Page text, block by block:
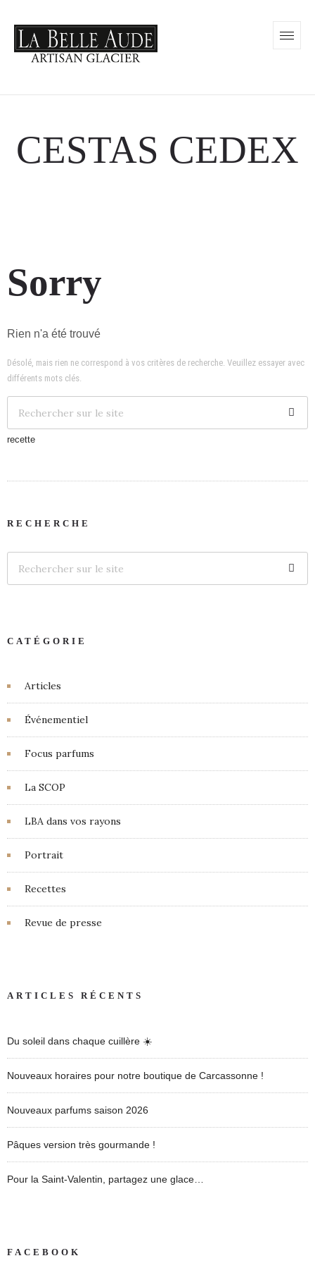
CESTAS CEDEX
Sorry
Rien n'a été trouvé
Désolé, mais rien ne correspond à vos critères de recherche. Veuillez essayer avec
différents mots clés.
recette
RECHERCHE
CATÉGORIE
Articles
Événementiel
Focus parfums
La SCOP
LBA dans vos rayons
Portrait
Recettes
Revue de presse
ARTICLES RÉCENTS
Du soleil dans chaque cuillère ☀️
Nouveaux horaires pour notre boutique de Carcassonne !
Nouveaux parfums saison 2026
Pâques version très gourmande !
Pour la Saint-Valentin, partagez une glace…
FACEBOOK